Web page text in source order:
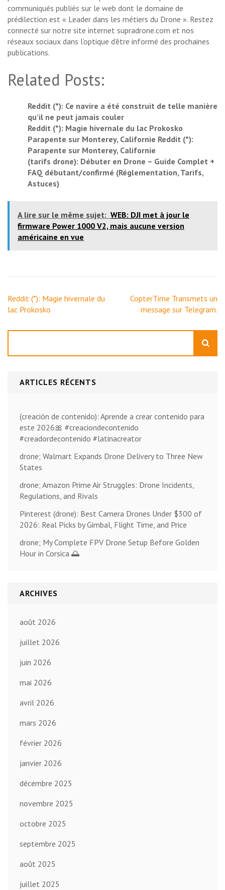
communiqués publiés sur le web dont le domaine de
prédilection est « Leader dans les métiers du Drone ». Restez
connecté sur notre site internet supradrone.com et nos
réseaux sociaux dans l’optique d’être informé des prochaines
publications.
Related Posts:
Reddit (*): Ce navire a été construit de telle manière
qu’il ne peut jamais couler
Reddit (*): Magie hivernale du lac Prokosko
Parapente sur Monterey, Californie Reddit (*):
Parapente sur Monterey, Californie
(tarifs drone): Débuter en Drone – Guide Complet +
FAQ débutant/confirmé (Réglementation, Tarifs,
Astuces)
A lire sur le même sujet: WEB: DJI met à jour le
firmware Power 1000 V2, mais aucune version
américaine en vue
Navigation
de
Reddit (*): Magie hivernale du
lac Prokosko
CopterTime Transmets un
message sur Telegram.
ARTICLES RÉCENTS
(creación de contenido): Aprende a crear contenido para
este 2026🎀 #creaciondecontenido
#creadordecontenido #latinacreator
drone; Walmart Expands Drone Delivery to Three New
States
drone; Amazon Prime Air Struggles: Drone Incidents,
Regulations, and Rivals
Pinterest (drone): Best Camera Drones Under $300 of
2026: Real Picks by Gimbal, Flight Time, and Price
drone; My Complete FPV Drone Setup Before Golden
Hour in Corsica 🌅
ARCHIVES
août 2026
juillet 2026
juin 2026
mai 2026
avril 2026
mars 2026
février 2026
janvier 2026
décembre 2025
novembre 2025
octobre 2025
septembre 2025
août 2025
juillet 2025